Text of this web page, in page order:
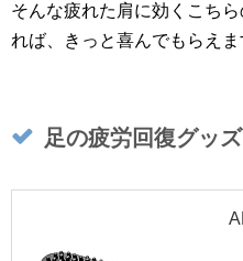
そんな疲れた肩に効くこち
れば、きっと喜んでもらえま
足の疲労回復グッズ